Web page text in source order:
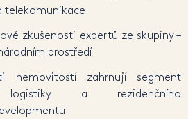
telekomunikace
zkušenosti expertů ze skupiny –
prostředí
nemovitostí zahrnují segment
logistiky a rezidenčního